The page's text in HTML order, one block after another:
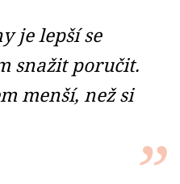
je lepší se
snažit poručit.
menší, než si